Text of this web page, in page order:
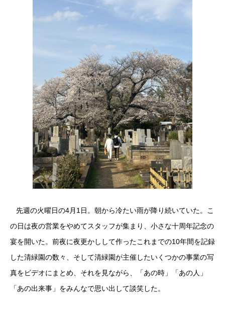
先週の火曜日の4月1日。朝から冷たい雨が降り続いていた。こ
の日は夜の営業をやめてスタッフが集まり、小さな十周年記念の
宴を開いた。前夜に夜更かしして作ったこれまでの10年間を記録
した清緑園の数々、そして清緑園が主催したいくつかの事業の写
真をビデオにまとめ、それを見ながら、「あの時」「あの人」
「あの出来事」をみんなで思い出して談笑した。